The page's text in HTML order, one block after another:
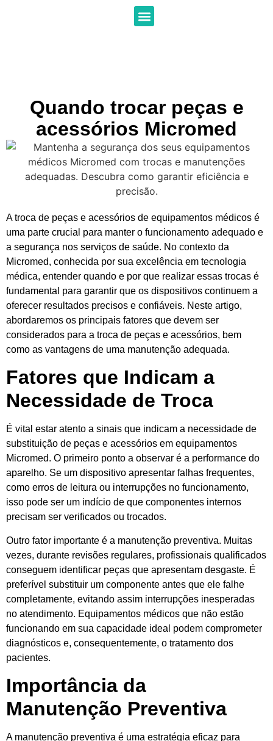
Quando trocar peças e
acessórios Micromed
A troca de peças e acessórios de equipamentos médicos é
uma parte crucial para manter o funcionamento adequado e
a segurança nos serviços de saúde. No contexto da
Micromed, conhecida por sua excelência em tecnologia
médica, entender quando e por que realizar essas trocas é
fundamental para garantir que os dispositivos continuem a
oferecer resultados precisos e confiáveis. Neste artigo,
abordaremos os principais fatores que devem ser
considerados para a troca de peças e acessórios, bem
como as vantagens de uma manutenção adequada.
Fatores que Indicam a
Necessidade de Troca
É vital estar atento a sinais que indicam a necessidade de
substituição de peças e acessórios em equipamentos
Micromed. O primeiro ponto a observar é a performance do
aparelho. Se um dispositivo apresentar falhas frequentes,
como erros de leitura ou interrupções no funcionamento,
isso pode ser um indício de que componentes internos
precisam ser verificados ou trocados.
Outro fator importante é a manutenção preventiva. Muitas
vezes, durante revisões regulares, profissionais qualificados
conseguem identificar peças que apresentam desgaste. É
preferível substituir um componente antes que ele falhe
completamente, evitando assim interrupções inesperadas
no atendimento. Equipamentos médicos que não estão
funcionando em sua capacidade ideal podem comprometer
diagnósticos e, consequentemente, o tratamento dos
pacientes.
Importância da
Manutenção Preventiva
A manutenção preventiva é uma estratégia eficaz para